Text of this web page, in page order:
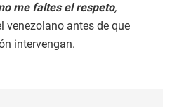
me faltes el respeto,
venezolano antes de que
intervengan.